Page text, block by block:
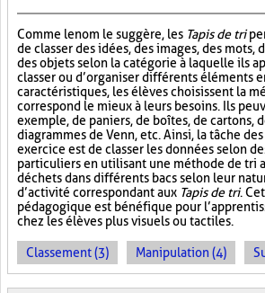
Comme le nom le suggère, les Tapis de tri
de classer des idées, des images, des mots,
des objets selon la catégorie à laquelle ils
classer ou d’organiser différents éléments
caractéristiques, les élèves choisissent la
correspond le mieux à leurs besoins. Ils
exemple, de paniers, de boîtes, de cartons,
diagrammes de Venn, etc. Ainsi, la tâche
exercice est de classer les données selon
particuliers en utilisant une méthode de tri
déchets dans différents bacs selon leur
d’activité correspondant aux Tapis de tri.
pédagogique est bénéfique pour
chez les élèves plus visuels ou tactiles.
Classement (3) Manipulation (4)